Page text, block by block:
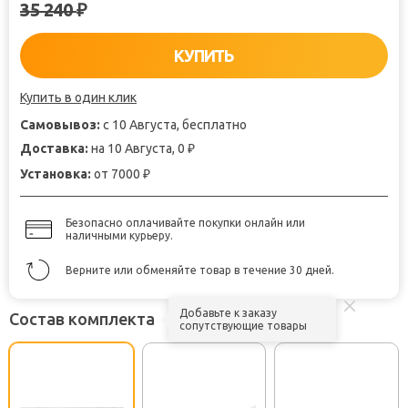
35 240₽
КУПИТЬ
Купить в один клик
Самовывоз: с 10 Августа, бесплатно
Доставка: на 10 Августа, 0 ₽
Установка: от 7000 ₽
Безопасно оплачивайте покупки онлайн или
наличными курьеру.
Верните или обменяйте товар в течение 30 дней.
Состав комплекта
Добавьте к заказу
сопутствующие товары